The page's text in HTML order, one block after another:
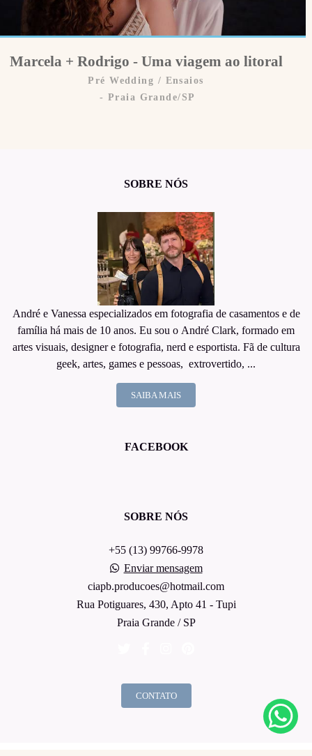
Marcela + Rodrigo - Uma viagem ao litoral
Pré Wedding / Ensaios
Praia Grande/SP
SOBRE NÓS
André e Vanessa especializados em fotografia de casamentos e de
família há mais de 10 anos. Eu sou o André Clark, formado em
artes visuais, designer e fotografia, nerd e esportista. Fã de cultura
geek, artes, games e pessoas, extrovertido, ...
SAIBA MAIS
FACEBOOK
SOBRE NÓS
+55 (13) 99766-9978
Enviar mensagem
ciapb.producoes@hotmail.com
Rua Potiguares, 430, Apto 41 - Tupi
Praia Grande / SP
CONTATO